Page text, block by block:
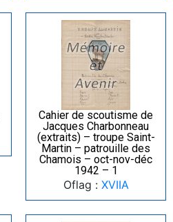
Cahier de scoutisme de
Jacques Charbonneau
(extraits) – troupe Saint-
Martin – patrouille des
Chamois – oct-nov-déc
1942 – 1
Oflag : XVIIA